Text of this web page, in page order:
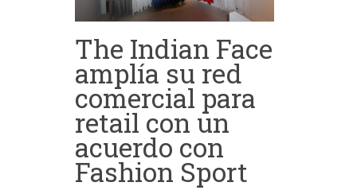
The Indian Face
amplía su red
comercial para
retail con un
acuerdo con
Fashion Sport